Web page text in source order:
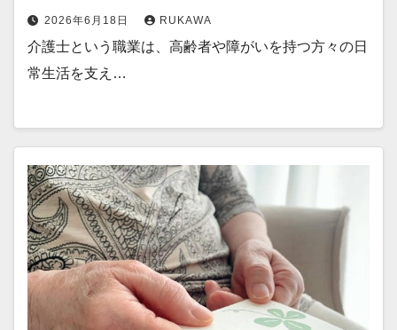
2026年6月18日 RUKAWA
介護士という職業は、高齢者や障がいを持つ方々の日
常生活を支え…